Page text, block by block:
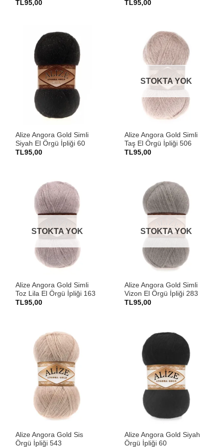
TL95,00 TL95,00
Alize Angora Gold Simli
Siyah El Örgü İpliği 60
TL95,00
STOKTA YOK
Alize Angora Gold Simli
Taş El Örgü İpliği 506
TL95,00
STOKTA YOK
Alize Angora Gold Simli
Toz Lila El Örgü İpliği 163
TL95,00
STOKTA YOK
Alize Angora Gold Simli
Vizon El Örgü İpliği 283
TL95,00
Alize Angora Gold Sis
Örgü İpliği 543
Alize Angora Gold Siyah
Örgü İpliği 60